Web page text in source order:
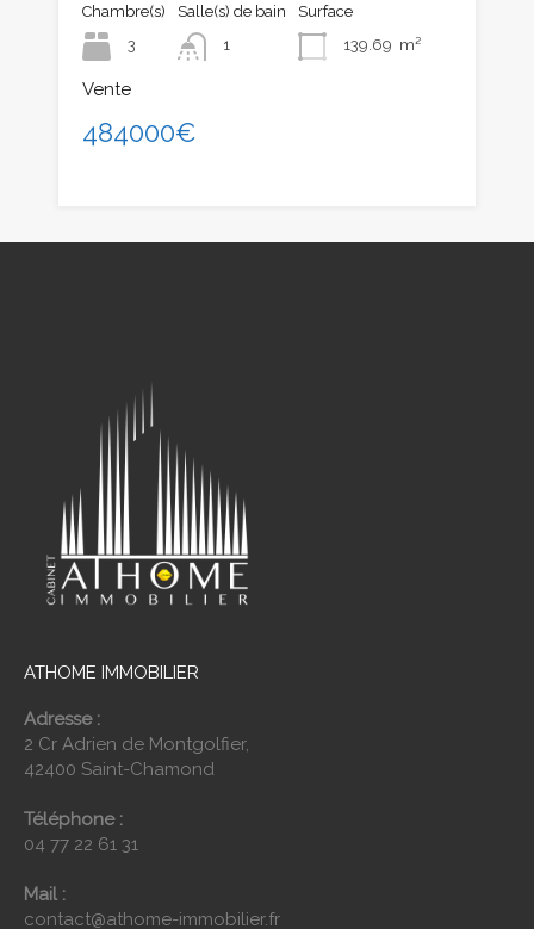
Chambre(s)
3
Salle(s) de bain
1
Surface
139.69 m²
Vente
484000€
ATHOME IMMOBILIER
Adresse :
2 Cr Adrien de Montgolfier,
42400 Saint-Chamond
Téléphone :
04 77 22 61 31
Mail :
contact@athome-immobilier.fr